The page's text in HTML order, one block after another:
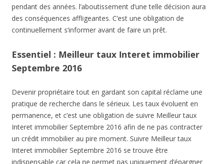
pendant des années. l’aboutissement d’une telle décision aura
des conséquences affligeantes. C’est une obligation de
continuellement s’informer avant de faire un prêt.
Essentiel : Meilleur taux Interet immobilier
Septembre 2016
Devenir propriétaire tout en gardant son capital réclame une
pratique de recherche dans le sérieux. Les taux évoluent en
permanence, et c’est une obligation de suivre Meilleur taux
Interet immobilier Septembre 2016 afin de ne pas contracter
un crédit immobilier au pire moment. Suivre Meilleur taux
Interet immobilier Septembre 2016 se trouve être
indispensable car cela ne permet pas uniquement d’épargner